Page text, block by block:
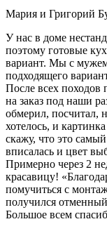
Мария и Григорий
У нас в доме
поэтому готовые
вариант. Мы с
подходящего
После всех
на заказ под наши
обмерил, посчитал,
хотелось, и
скажу, что это
вписалась и цвет
Примерно через 2
красавицу!
помучиться с
получился
Большое всем